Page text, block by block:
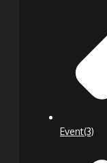
Event(3)